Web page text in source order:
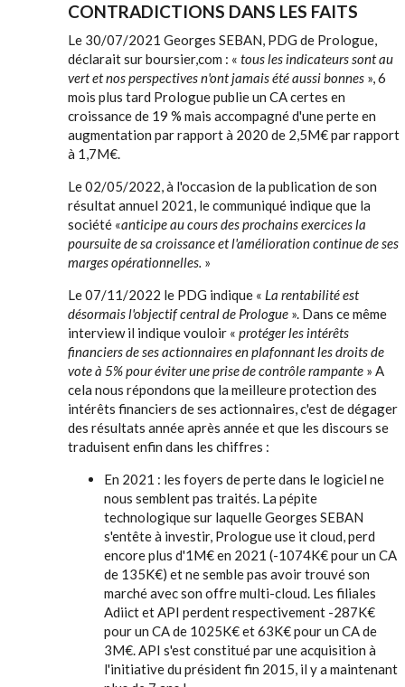
CONTRADICTIONS DANS LES FAITS
Le 30/07/2021 Georges SEBAN, PDG de Prologue,
déclarait sur boursier,com : « tous les indicateurs sont au
vert et nos perspectives n'ont jamais été aussi bonnes », 6
mois plus tard Prologue publie un CA certes en
croissance de 19 % mais accompagné d'une perte en
augmentation par rapport à 2020 de 2,5M€ par rapport
à 1,7M€.
Le 02/05/2022, à l'occasion de la publication de son
résultat annuel 2021, le communiqué indique que la
société «anticipe au cours des prochains exercices la
poursuite de sa croissance et l'amélioration continue de ses
marges opérationnelles. »
Le 07/11/2022 le PDG indique « La rentabilité est
désormais l'objectif central de Prologue ». Dans ce même
interview il indique vouloir « protéger les intérêts
financiers de ses actionnaires en plafonnant les droits de
vote à 5% pour éviter une prise de contrôle rampante » A
cela nous répondons que la meilleure protection des
intérêts financiers de ses actionnaires, c'est de dégager
des résultats année après année et que les discours se
traduisent enfin dans les chiffres :
En 2021 : les foyers de perte dans le logiciel ne
nous semblent pas traités. La pépite
technologique sur laquelle Georges SEBAN
s'entête à investir, Prologue use it cloud, perd
encore plus d'1M€ en 2021 (-1074K€ pour un CA
de 135K€) et ne semble pas avoir trouvé son
marché avec son offre multi-cloud. Les filiales
Adiict et API perdent respectivement -287K€
pour un CA de 1025K€ et 63K€ pour un CA de
3M€. API s'est constitué par une acquisition à
l'initiative du président fin 2015, il y a maintenant